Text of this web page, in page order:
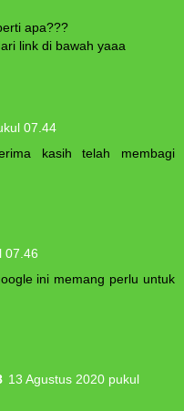
apa???
link di bawah yaaa
07.44
kasih telah membagi
07.46
ini memang perlu untuk
13 Agustus 2020 pukul